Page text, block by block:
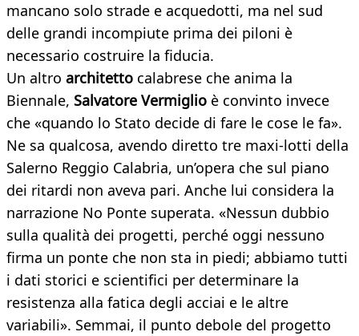
mancano solo strade e acquedotti, ma nel sud
delle grandi incompiute prima dei piloni è
necessario costruire la fiducia.
Un altro architetto calabrese che anima la
Biennale, Salvatore Vermiglio è convinto invece
che «quando lo Stato decide di fare le cose le fa».
Ne sa qualcosa, avendo diretto tre maxi-lotti della
Salerno Reggio Calabria, un’opera che sul piano
dei ritardi non aveva pari. Anche lui considera la
narrazione No Ponte superata. «Nessun dubbio
sulla qualità dei progetti, perché oggi nessuno
firma un ponte che non sta in piedi; abbiamo tutti
i dati storici e scientifici per determinare la
resistenza alla fatica degli acciai e le altre
variabili». Semmai, il punto debole del progetto